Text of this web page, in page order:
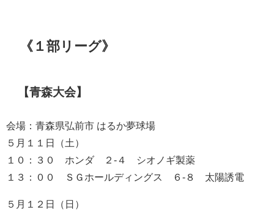
《１部リーグ》
【青森大会】
会場：青森県弘前市 はるか夢球場
５月１１日（土）
１０：３０ ホンダ ２-４ シオノギ製薬
１３：００ ＳＧホールディングス ６-８ 太陽誘電
５月１２日（日）